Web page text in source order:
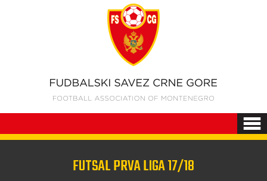
FUTSAL PRVA LIGA 17/18